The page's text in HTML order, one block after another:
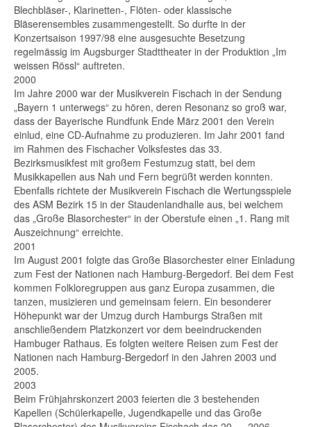
Blechbläser-, Klarinetten-, Flöten- oder klassische
Bläserensembles zusammengestellt. So durfte in der
Konzertsaison 1997/98 eine ausgesuchte Besetzung
regelmässig im Augsburger Stadttheater in der Produktion „Im
weissen Rössl“ auftreten.
2000
Im Jahre 2000 war der Musikverein Fischach in der Sendung
„Bayern 1 unterwegs“ zu hören, deren Resonanz so groß war,
dass der Bayerische Rundfunk Ende März 2001 den Verein
einlud, eine CD-Aufnahme zu produzieren. Im Jahr 2001 fand
im Rahmen des Fischacher Volksfestes das 33.
Bezirksmusikfest mit großem Festumzug statt, bei dem
Musikkapellen aus Nah und Fern begrüßt werden konnten.
Ebenfalls richtete der Musikverein Fischach die Wertungsspiele
des ASM Bezirk 15 in der Staudenlandhalle aus, bei welchem
das „Große Blasorchester“ in der Oberstufe einen „1. Rang mit
Auszeichnung“ erreichte.
2001
Im August 2001 folgte das Große Blasorchester einer Einladung
zum Fest der Nationen nach Hamburg-Bergedorf. Bei dem Fest
kommen Folkloregruppen aus ganz Europa zusammen, die
tanzen, musizieren und gemeinsam feiern. Ein besonderer
Höhepunkt war der Umzug durch Hamburgs Straßen mit
anschließendem Platzkonzert vor dem beeindruckenden
Hambuger Rathaus. Es folgten weitere Reisen zum Fest der
Nationen nach Hamburg-Bergedorf in den Jahren 2003 und
2005.
2003
Beim Frühjahrskonzert 2003 feierten die 3 bestehenden
Kapellen (Schülerkapelle, Jugendkapelle und das Große